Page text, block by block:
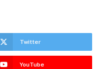
Twitter
YouTube